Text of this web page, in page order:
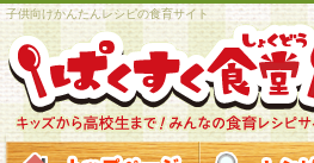
子供向けかんたんレシピの食育サイト